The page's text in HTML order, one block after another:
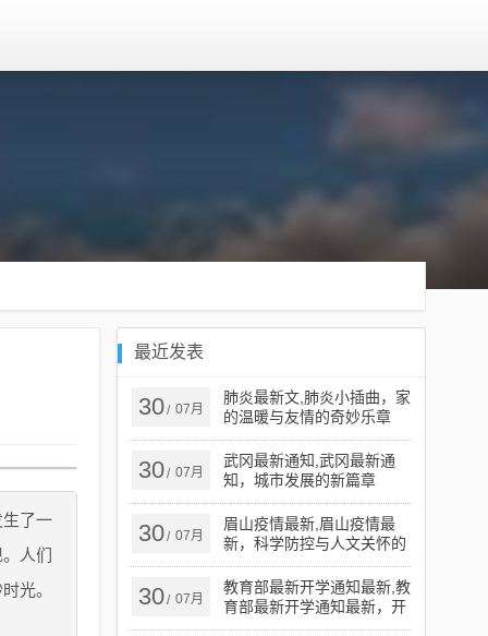
了一
人们
光。
最近发表
30/ 07月
肺炎最新文,肺炎小插曲，家
的温暖与友情的奇妙乐章
30/ 07月
武冈最新通知,武冈最新通
知，城市发展的新篇章
30/ 07月
眉山疫情最新,眉山疫情最
新，科学防控与人文关怀的
平衡之道
30/ 07月
教育部最新开学通知最新,教
育部最新开学通知最新，开
启学习新篇章，拥抱自信与